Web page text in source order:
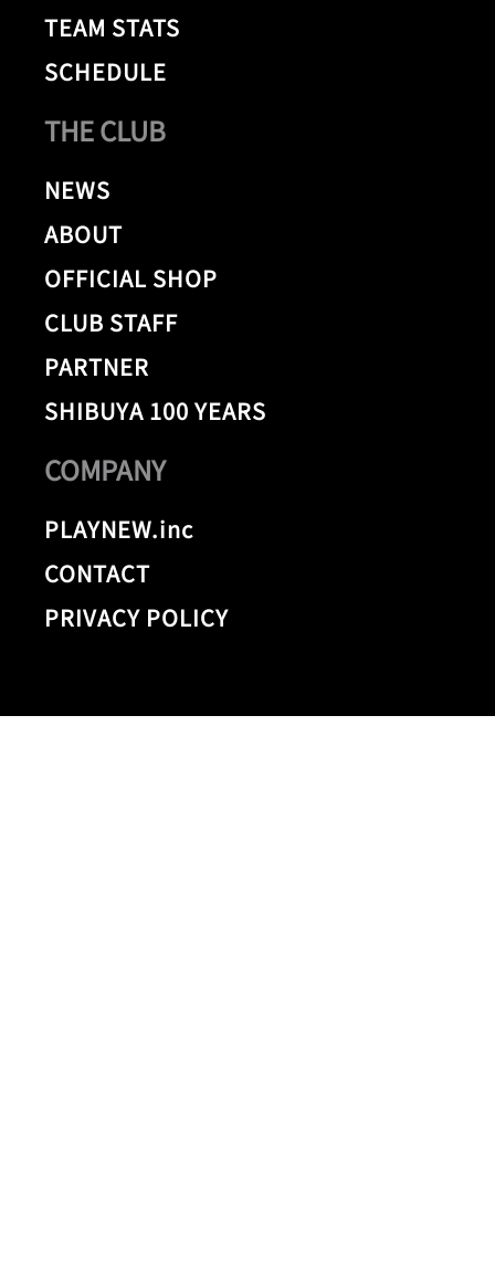
THE CLUB
NEWS
ABOUT
OFFICIAL SHOP
CLUB STAFF
PARTNER
SHIBUYA 100 YEARS
COMPANY
PLAYNEW.inc
CONTACT
PRIVACY POLICY
TEAM STATS
SCHEDULE